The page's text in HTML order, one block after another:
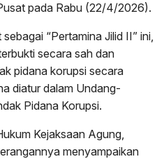
pada Rabu (22/4/2026).
“Pertamina Jilid II” ini,
secara sah dan
pidana korupsi secara
diatur dalam Undang-
Pidana Korupsi.
Kejaksaan Agung,
menyampaikan